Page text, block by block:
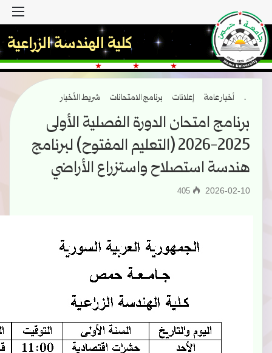
كلية الهندسة الزراعية
. أخبار عامة إعلانات برنامج الامتحانات شريط الأخبار
برنامج امتحان الدورة الفصلية الأولى
2025-2026 (التعليم المفتوح) لبرنامج
هندسة استصلاح واستزراع الأراضي
2026-02-10